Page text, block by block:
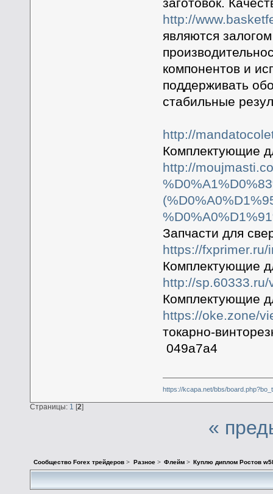
заготовок.
http://
являются
компонентов и
поддерживать
стабильные
http://
Комплектующие
http://
Запчасти для
https://
Комплектующие
http://
Комплектующие
https://oke.zone/
токарно-
049a7a4
https://kcapa.net/bbs/
Страницы: 1 [2]
«
Сообщество Forex трейдеров > Разное> Флейм> Куплю диплом Ростов